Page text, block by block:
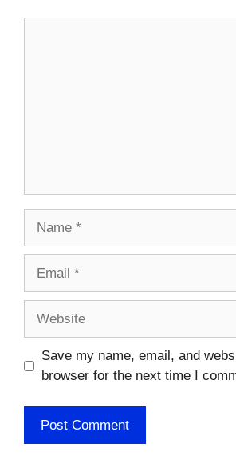
Save my name, email, and
browser for the next time I